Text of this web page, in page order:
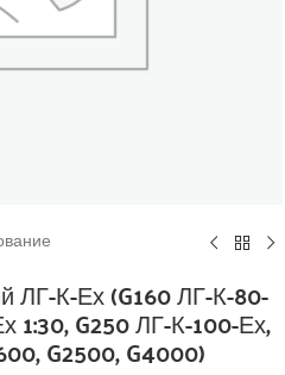
ЛГ-К-Ех (G160 ЛГ-К-80-
1:30, G250 ЛГ-К-100-Ех,
G2500, G4000)